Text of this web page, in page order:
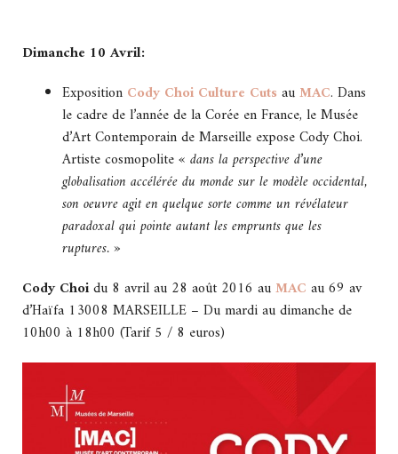
Dimanche 10 Avril:
Exposition Cody Choi Culture Cuts auMAC. Dans
le cadre de l’année de la Corée en France, le Musée
d’Art Contemporain de Marseille expose Cody Choi.
Artiste cosmopolite« dans la perspective d’une
globalisation accélérée du monde sur le modèle occidental,
son oeuvre agit en quelque sorte comme un révélateur
paradoxal qui pointe autant les emprunts que les
ruptures. »
Cody Choidu 8 avril au 28 août 2016 auMAC au 69 av
d’Haïfa 13008 MARSEILLE – Du mardi au dimanche de
10h00 à 18h00 (Tarif 5 / 8 euros)